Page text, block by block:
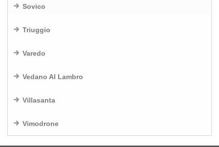
Sovico
Triuggio
Varedo
Vedano Al Lambro
Villasanta
Vimodrone